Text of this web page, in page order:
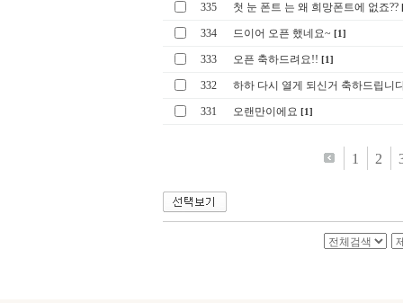
335 첫 눈 폰트 는 왜 희망폰트에 없죠??
334 드이어 오픈 했네요~ [1]
333 오픈 축하드려요!! [1]
332 하하 다시 열게 되신거 축하드립니
331 오랜만이에요 [1]
1 2